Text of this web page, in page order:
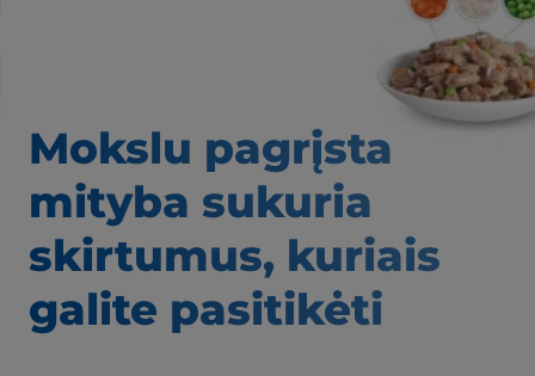
Mokslu pagrįsta
mityba sukuria
skirtumus, kuriais
galite pasitikėti